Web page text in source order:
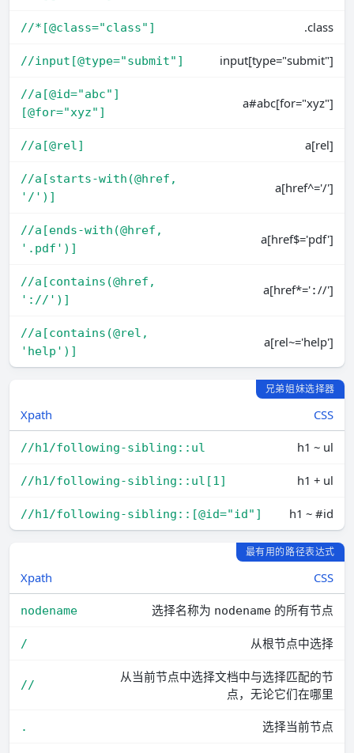
//*[@class="class"] .class
//input[@type="submit"] input[type="submit"]
//a[@id="abc"]
[@for="xyz"]
a#abc[for="xyz"]
//a[@rel] a[rel]
//a[starts-with(@href,
'/')]
a[href^='/']
//a[ends-with(@href,
'.pdf')]
a[href$='pdf']
//a[contains(@href,
'://')]
a[href*='://']
//a[contains(@rel,
'help')]
a[rel~='help']
兄弟姐妹选择器
Xpath CSS
//h1/following-sibling::ul h1 ~ ul
//h1/following-sibling::ul[1] h1 + ul
//h1/following-sibling::[@id="id"] h1 ~ #id
最有用的路径表达式
Xpath CSS
nodename 选择名称为 nodename 的所有节点
/ 从根节点中选择
//
从当前节点中选择文档中与选择匹配的节
点，无论它们在哪里
. 选择当前节点